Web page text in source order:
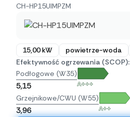
CH-HP15UIMPZM
15,00 kW powietrze-woda
Efektywność ogrzewania (SCOP):
Podłogowe (W35)
5,15 A+++
Grzejnikowe/CWU (W55)
3,96 A++